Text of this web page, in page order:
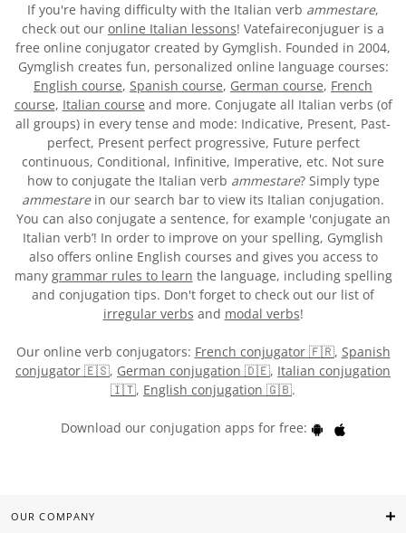
If you're having difficulty with the Italian verb ammestare,
check out our online Italian lessons! Vatefaireconjuguer is a
free online conjugator created by Gymglish. Founded in 2004,
Gymglish creates fun, personalized online language courses:
English course, Spanish course, German course, French
course, Italian course and more. Conjugate all Italian verbs (of
all groups) in every tense and mode: Indicative, Present, Past-
perfect, Present perfect progressive, Future perfect
continuous, Conditional, Infinitive, Imperative, etc. Not sure
how to conjugate the Italian verb ammestare? Simply type
ammestarein our search bar to view its Italian conjugation.
You can also conjugate a sentence, for example 'conjugate an
Italian verb’! In order to improve on your spelling, Gymglish
also offers online English courses and gives you access to
many grammar rules to learn the language, including spelling
and conjugation tips. Don't forget to check out our list of
irregular verbs and modal verbs!
Our online verb conjugators: French conjugator 🇫🇷, Spanish
conjugator 🇪🇸, German conjugation 🇩🇪, Italian conjugation
🇮🇹, English conjugation 🇬🇧.
Download our conjugation apps for free:
OUR COMPANY